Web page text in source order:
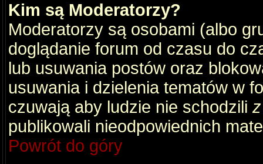
Kim są Moderatorzy?
Moderatorzy są osobami (albo
doglądanie forum od czasu do
lub usuwania postów oraz
usuwania i dzielenia tematów w
czuwają aby ludzie nie schodzili
publikowali nieodpowiednich
Powrót do góry